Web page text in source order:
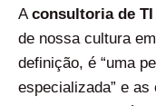
Aconsultoria de TI
de nossa cultura
definição, é “uma
especializada” e